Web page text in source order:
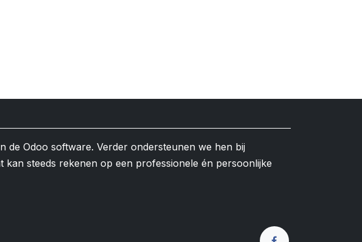
de Odoo software. Verder ondersteunen we hen bij
steeds rekenen op een professionele én persoonlijke